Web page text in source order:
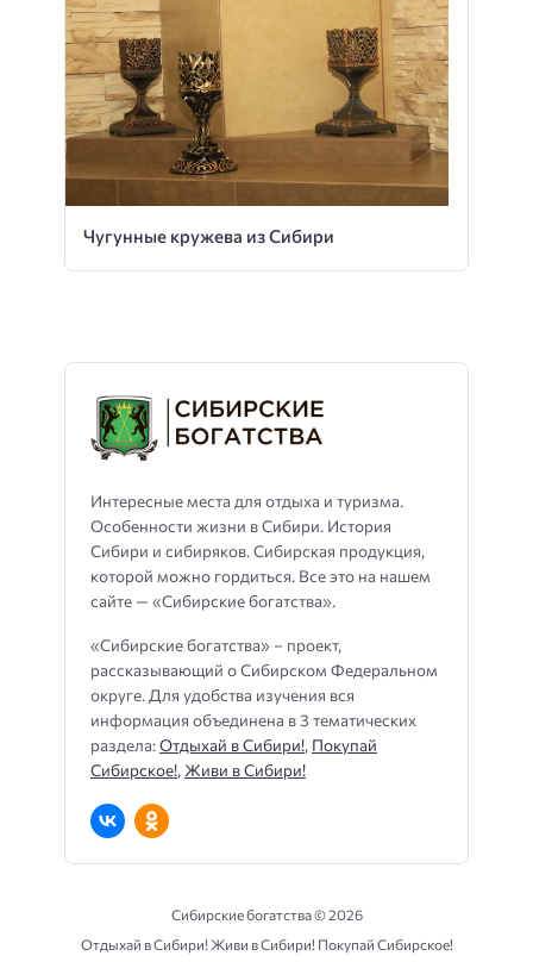
Чугунные кружева из Сибири
Интересные места для отдыха и туризма.
Особенности жизни в Сибири. История
Сибири и сибиряков. Сибирская продукция,
которой можно гордиться. Все это на нашем
сайте — «Сибирские богатства».
«Сибирские богатства» – проект,
рассказывающий о Сибирском Федеральном
округе. Для удобства изучения вся
информация объединена в 3 тематических
раздела:Отдыхай в Сибири!, Покупай
Сибирское!, Живи в Сибири!
Сибирские богатства ©2026
Отдыхай в Сибири! Живи в Сибири! Покупай Сибирское!